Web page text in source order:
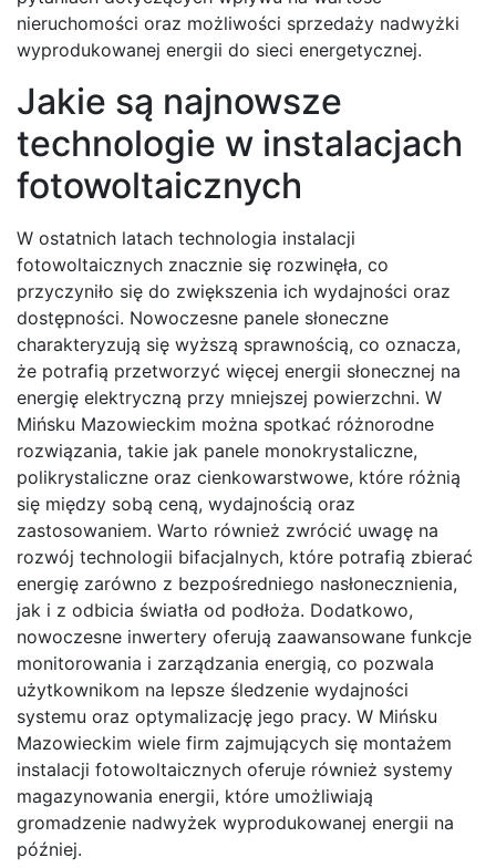
nieruchomości oraz możliwości sprzedaży nadwyżki
wyprodukowanej energii do sieci energetycznej.
Jakie są najnowsze
technologie w instalacjach
fotowoltaicznych
W ostatnich latach technologia instalacji
fotowoltaicznych znacznie się rozwinęła, co
przyczyniło się do zwiększenia ich wydajności oraz
dostępności. Nowoczesne panele słoneczne
charakteryzują się wyższą sprawnością, co oznacza,
że potrafią przetworzyć więcej energii słonecznej na
energię elektryczną przy mniejszej powierzchni. W
Mińsku Mazowieckim można spotkać różnorodne
rozwiązania, takie jak panele monokrystaliczne,
polikrystaliczne oraz cienkowarstwowe, które różnią
się między sobą ceną, wydajnością oraz
zastosowaniem. Warto również zwrócić uwagę na
rozwój technologii bifacjalnych, które potrafią zbierać
energię zarówno z bezpośredniego nasłonecznienia,
jak i z odbicia światła od podłoża. Dodatkowo,
nowoczesne inwertery oferują zaawansowane funkcje
monitorowania i zarządzania energią, co pozwala
użytkownikom na lepsze śledzenie wydajności
systemu oraz optymalizację jego pracy. W Mińsku
Mazowieckim wiele firm zajmujących się montażem
instalacji fotowoltaicznych oferuje również systemy
magazynowania energii, które umożliwiają
gromadzenie nadwyżek wyprodukowanej energii na
później.